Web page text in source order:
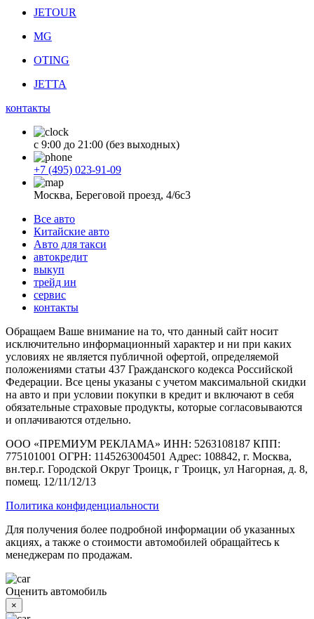
JETOUR
MG
OTING
JETTA
контакты
с 9:00 до 21:00 (без выходных)
+7 (495) 023-91-09
Москва, Береговой проезд, 4/6с3
Все авто
Китайские авто
Авто для такси
автокредит
выкуп
трейд ин
сервис
контакты
Обращаем Ваше внимание на то, что данный сайт носит
исключительно информационный характер и ни при каких
условиях не является публичной офертой, определяемой
положениями статьи 437 Гражданского кодекса Российской
Федерации. Все цены указаны с учетом максимальной скидки
на авто и при условии покупки в кредит и включают в себя
обязательные страховые продукты, которые согласовываются
и оплачиваются отдельно.
ООО «ПРЕМИУМ РЕКЛАМА» ИНН: 5263108187 КПП:
775101001 ОГРН: 1145263004501 Адрес: 108842, г. Москва,
вн.тер.г. Городской Округ Троицк, г Троицк, ул Нагорная, д. 8,
помещ. 12/11/12/13
Политика конфиденциальности
Для получения более подробной информации об указанных
акциях, а также о стоимости автомобилей обращайтесь к
менеджерам по продажам.
Оценить автомобиль
×